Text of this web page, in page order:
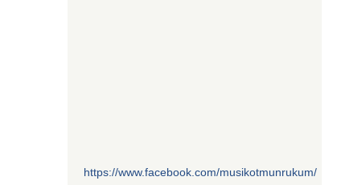
https://www.facebook.com/musikotmunrukum/